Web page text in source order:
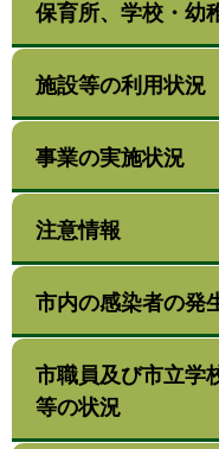
保育所、学校・幼
施設等の利用状況
事業の実施状況
注意情報
市内の感染者の発
市職員及び市立学
等の状況